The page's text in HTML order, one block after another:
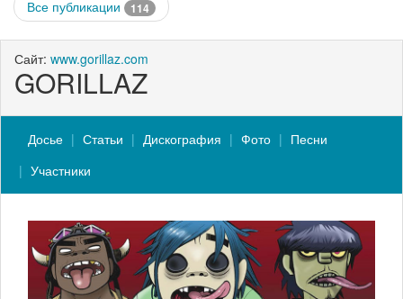
Все публикации 114
Сайт: www.gorillaz.com
GORILLAZ
Досье Статьи Дискография Фото
Песни
Участники